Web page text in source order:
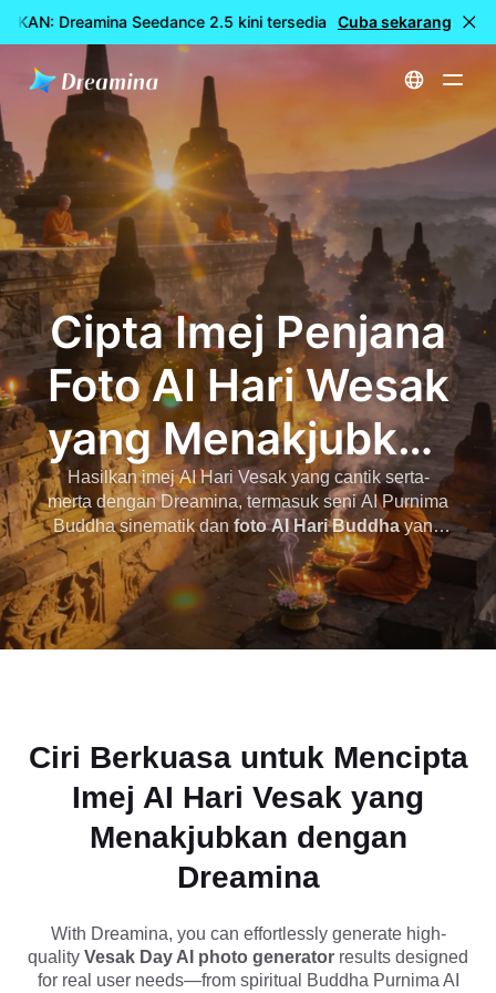
Dreamina Seedance 2.5 kini tersedia 🎉 Model baharu
Cuba sekarang
Utama
Cipta Imej Penjana
Foto AI Hari Wesak
yang Menakjubkan
untuk Hari Buddha
Purnima & Buddha
dalam Beberapa
Saat dengan
Hasilkan imej AI Hari Vesak yang cantik serta-
merta dengan Dreamina, termasuk seni AI Purnima
Buddha sinematik dan foto AI Hari Buddhayang
damai. Cipta kuil bercahaya, pemandangan teratai
dan visual perayaan rohani yang sesuai untuk
ucapan, media sosial dan penggunaan reka
bentuk.
Ciri Berkuasa untuk Mencipta
Imej AI Hari Vesak yang
Menakjubkan dengan
Dreamina
With Dreamina, you can effortlessly generate high-
quality Vesak Day AI photo generator results designed
for real user needs—from spiritual Buddha Purnima AI